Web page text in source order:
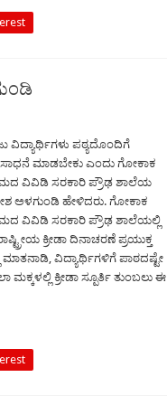
ವಿದ್ಯಾರ್ಥಿಗಳು ಪಠ್ಯದೊಂದಿಗೆ
ಮಾಡಬೇಕು ಎಂದು ಗೋಕಾಕ
ವಿವಿಡಿ ಸರಕಾರಿ ಪ್ರೌಢ ಶಾಲೆಯ
ಅಳಗುಂಡಿ ಹೇಳಿದರು. ಗೋಕಾಕ
ವಿವಿಡಿ ಸರಕಾರಿ ಪ್ರೌಢ ಶಾಲೆಯಲ್ಲಿ
ಕ್ರೀಡಾ ದಿನಾಚರಣೆ ಪ್ರಯುಕ್ತ
ವಿದ್ಯಾರ್ಥಿಗಳಿಗೆ ಪಾಠದಷ್ಟೇ
ಮಕ್ಕಳಲ್ಲಿ ಕ್ರೀಡಾ ಸ್ಪೂರ್ತಿ ತುಂಬಲು ಈ